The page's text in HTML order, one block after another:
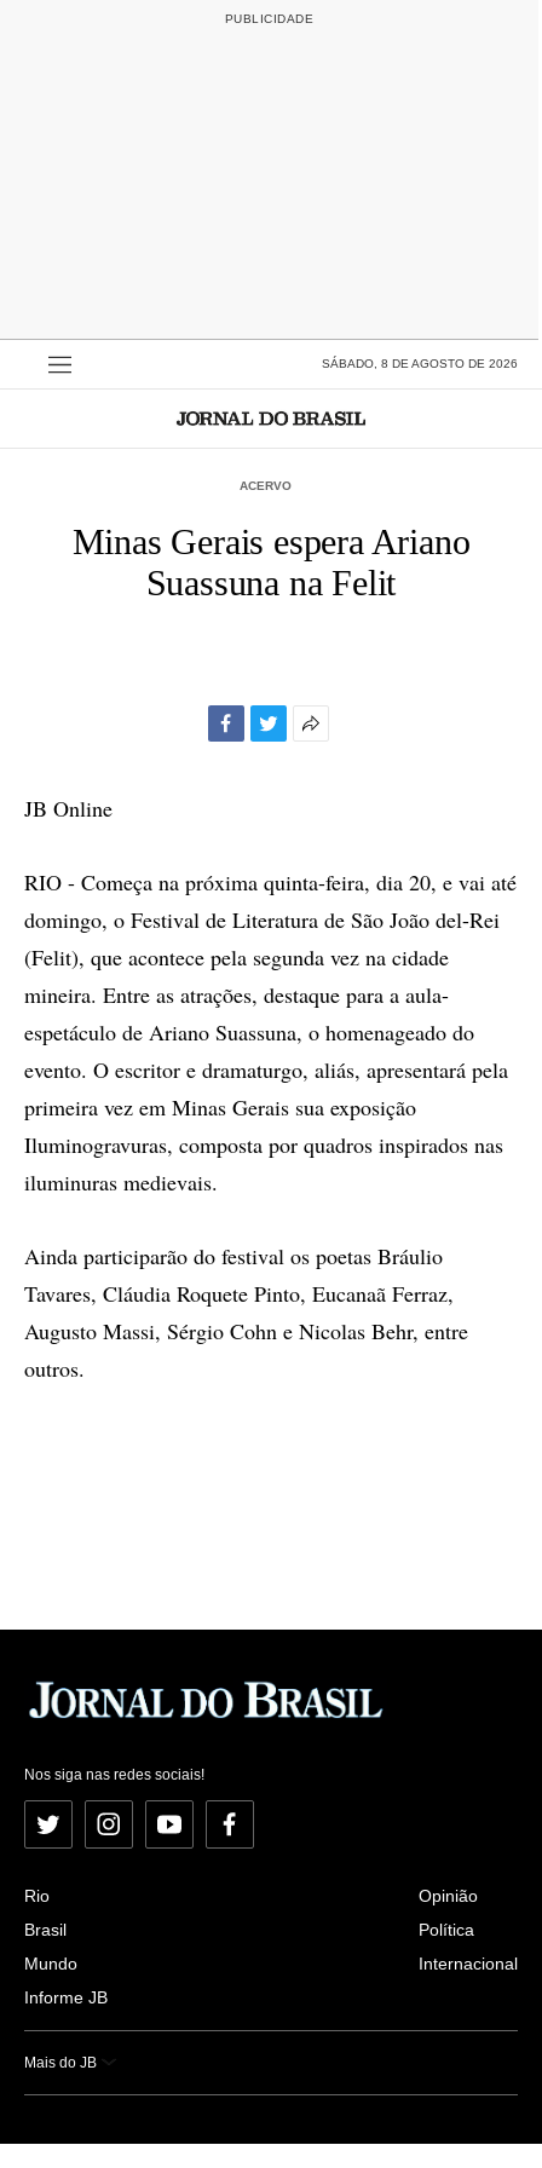
SÁBADO, 8 DE AGOSTO DE 2026
ACERVO
Minas Gerais espera Ariano
Suassuna na Felit
JB Online
RIO - Começa na próxima quinta-feira, dia 20, e vai até
domingo, o Festival de Literatura de São João del-Rei
(Felit), que acontece pela segunda vez na cidade
mineira. Entre as atrações, destaque para a aula-
espetáculo de Ariano Suassuna, o homenageado do
evento. O escritor e dramaturgo, aliás, apresentará pela
primeira vez em Minas Gerais sua exposição
Iluminogravuras, composta por quadros inspirados nas
iluminuras medievais.
Ainda participarão do festival os poetas Bráulio
Tavares, Cláudia Roquete Pinto, Eucanaã Ferraz,
Augusto Massi, Sérgio Cohn e Nicolas Behr, entre
outros.
Nos siga nas redes sociais!
Twitter InstagramYouTubeFacebook
Rio
Brasil
Mundo
Informe JB
Opinião
Política
Internacional
Mais do JB
Esportes